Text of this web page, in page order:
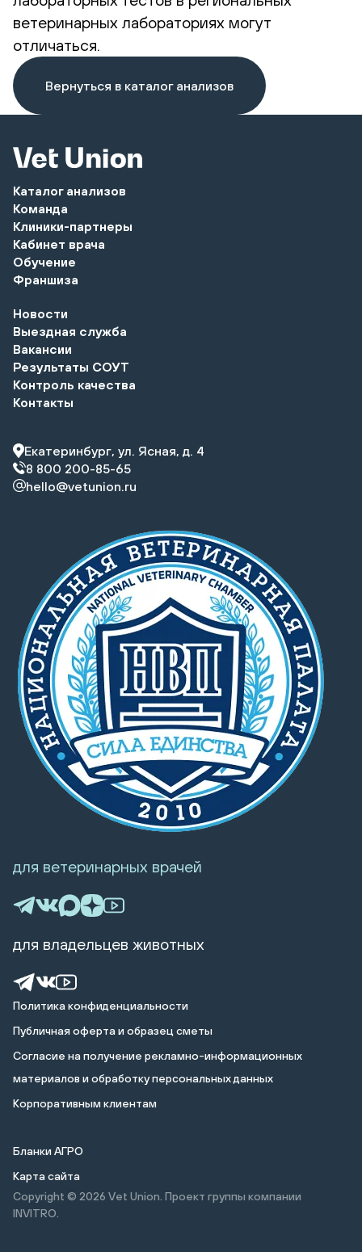
ветеринарных лабораториях могут
отличаться.
Вернуться в каталог анализов
Каталог анализов
Команда
Клиники-партнеры
Кабинет врача
Обучение
Франшиза
Новости
Выездная служба
Вакансии
Результаты СОУТ
Контроль качества
Контакты
Екатеринбург, ул. Ясная, д. 4
8 800 200-85-65
hello@vetunion.ru
Политика конфиденциальности
Публичная оферта и образец сметы
Cогласие на получение рекламно-информационных
материалов и обработку персональных данных
Корпоративным клиентам
Бланки АГРО
Карта сайта
Copyright © 2026 Vet Union. Проект группы компании
INVITRO.
для ветеринарных врачей
для владельцев животных